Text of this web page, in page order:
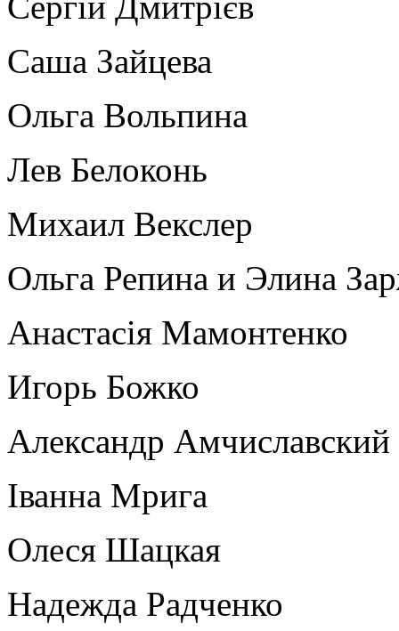
Саша Зайцева
Ольга Вольпина
Лев Белоконь
Михаил Векслер
Ольга Репина и Элина
Анастасія Мамонтенко
Игорь Божко
Александр Амчиславский
Іванна Мрига
Олеся Шацкая
Надежда Радченко